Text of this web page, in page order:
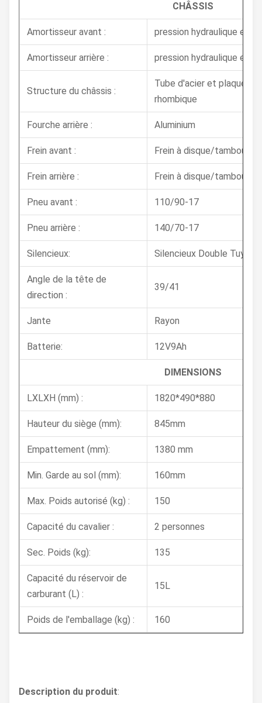
CHÂSSIS
Amortisseur avant : pression hydraulique et
Amortisseur arrière : pression hydraulique et
Structure du châssis :
Tube d'acier et plaque
rhombique
Fourche arrière : Aluminium
Frein avant : Frein à disque/tambour
Frein arrière : Frein à disque/tambour
Pneu avant : 110/90-17
Pneu arrière : 140/70-17
Silencieux: Silencieux Double Tuyaux
Angle de la tête de
direction :
39/41
Jante Rayon
Batterie: 12V9Ah
DIMENSIONS
LXLXH (mm) : 1820*490*880
Hauteur du siège (mm): 845mm
Empattement (mm): 1380 mm
Min. Garde au sol (mm): 160mm
Max. Poids autorisé (kg) : 150
Capacité du cavalier : 2 personnes
Sec. Poids (kg): 135
Capacité du réservoir de
carburant (L) :
15L
Poids de l'emballage (kg) : 160
Description du produit: